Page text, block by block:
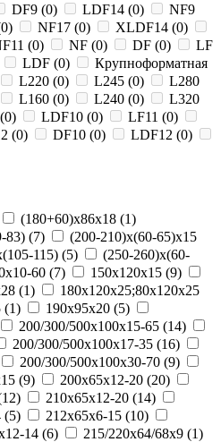
DF9 (0) LDF14 (0)
NF9
0) NF17 (0) XLDF14 (0)
(0) NF (0) DF (0)
LF
LDF (0)
Крупноформатная
L220 (0) L245 (0)
L280
L160 (0) L240 (0)
L320
(0) LDF10 (0) LF11 (0)
(0) DF10 (0) LDF12 (0)
(180+60)х86х18 (1)
83) (7)
(200-210)х(60-65)х15
115) (5)
(250-260)х(60-
60 (7) 150x120x15 (9)
(1)
180х120х25;80х120х25
(1) 190х95х20 (5)
200/300/500x100x15-65 (14)
200/300/500x100x17-35 (16)
200/300/500x100x30-70 (9)
(9) 200x65x12-20 (20)
12) 210x65x12-20 (14)
(5) 212x65x6-15 (10)
14 (6) 215/220х64/68х9 (1)